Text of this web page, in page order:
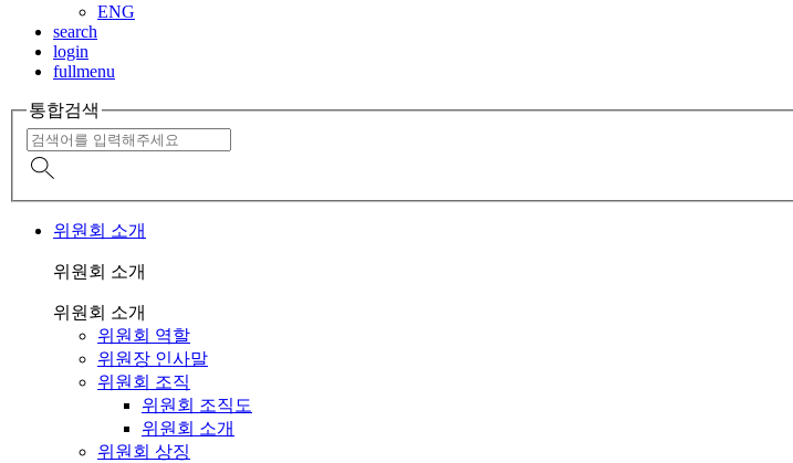
ENG
search
login
fullmenu
통합검색
위원회 소개
위원회 소개
위원회 소개
위원회 역할
위원장 인사말
위원회 조직
위원회 조직도
위원회 소개
위원회 상징